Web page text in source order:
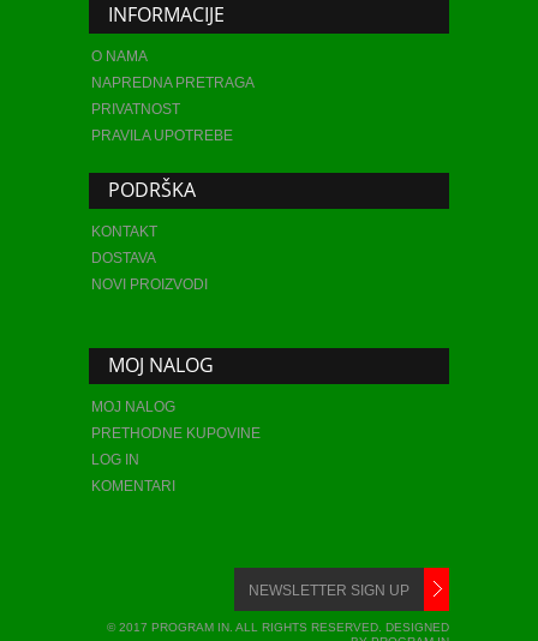
INFORMACIJE
O NAMA
NAPREDNA PRETRAGA
PRIVATNOST
PRAVILA UPOTREBE
PODRŠKA
KONTAKT
DOSTAVA
NOVI PROIZVODI
MOJ NALOG
MOJ NALOG
PRETHODNE KUPOVINE
LOG IN
KOMENTARI
© 2017 PROGRAM IN. ALL RIGHTS RESERVED. DESIGNED